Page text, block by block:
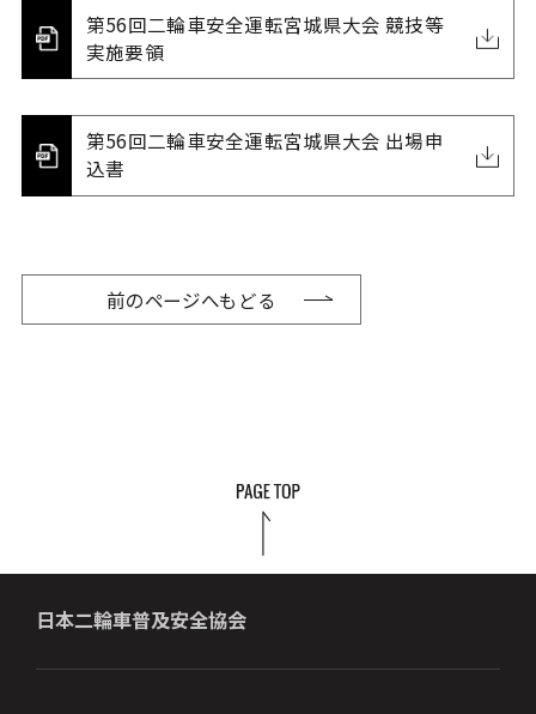
第56回二輪車安全運転宮城県大会 競技等
実施要領
第56回二輪車安全運転宮城県大会 出場申
込書
前のページへもどる
日本二輪車普及安全協会